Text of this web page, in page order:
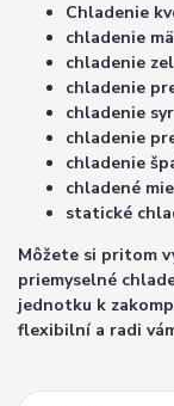
Chladenie
chladenie
chladenie
chladenie
chladenie
chladenie
chladenie
chladené
statické
Môžete si pritom
priemyselné
jednotku k
flexibilní a radi